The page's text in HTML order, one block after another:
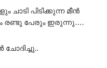
പിടിക്കുന്ന മീൻ
രണ്ടു പേരും ഇരുന്നു….
ചോദിച്ചു..